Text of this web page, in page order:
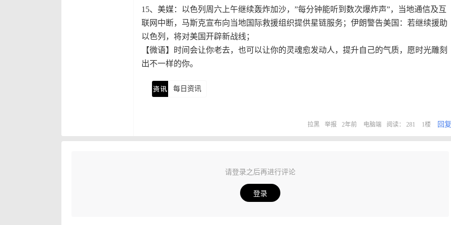
15、美媒：以色列周六上午继续轰炸加沙，”每分钟能听到数次爆炸声”，当地通信及互
联网中断，马斯克宣布向当地国际救援组织提供星链服务；伊朗警告美国：若继续援助
以色列，将对美国开辟新战线；
【微语】时间会让你老去，也可以让你的灵魂愈发动人，提升自己的气质，愿时光雕刻
出不一样的你。
每日资讯
拉黑 举报 2年前 电脑端 阅读： 281 1楼 回复
请登录之后再进行评论
登录